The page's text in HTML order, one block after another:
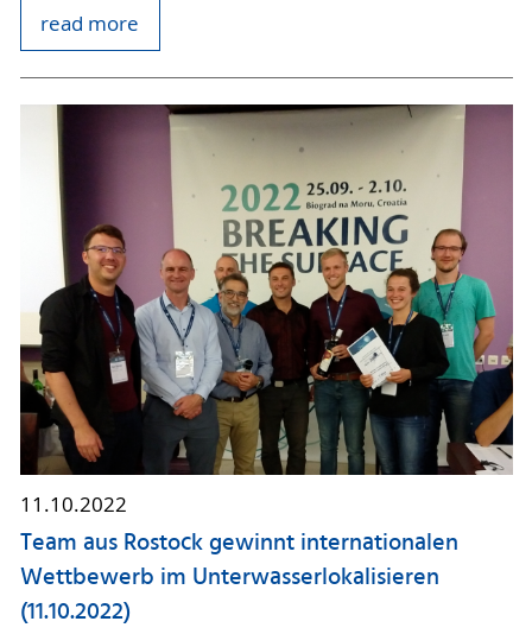
read more
11.10.2022
Team aus Rostock gewinnt internationalen
Wettbewerb im Unterwasserlokalisieren
(11.10.2022)